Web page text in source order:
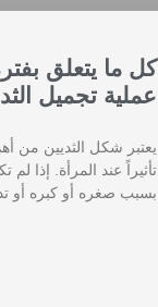
كل ما يتعلق
عملية تجميل
يعتبر شكل الثديين من
تأثيراً عند المرأة. إذا
بسبب صغره أو كبره أو